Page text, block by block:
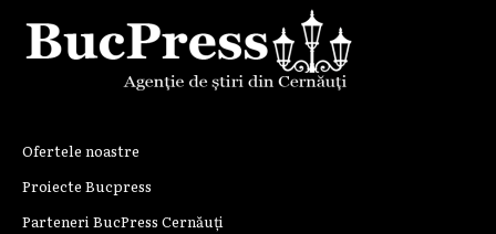
Ofertele noastre
Proiecte Bucpress
Parteneri BucPress Cernăuți